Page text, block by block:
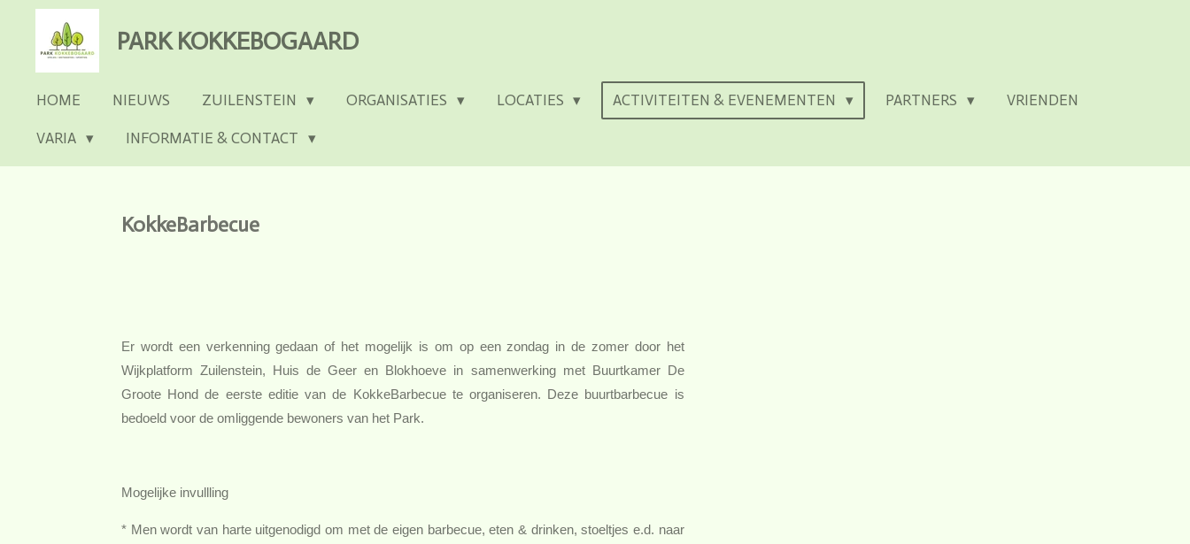
PARK KOKKEBOGAARD
HOME NIEUWS ZUILENSTEIN ORGANISATIES LOCATIES ACTIVITEITEN & EVENEMENTEN PARTNERS VRIENDEN
VARIA INFORMATIE & CONTACT
KokkeBarbecue
Er wordt een verkenning gedaan of het mogelijk is om op een zondag in de zomer door het
Wijkplatform Zuilenstein, Huis de Geer en Blokhoeve in samenwerking met Buurtkamer De
Groote Hond de eerste editie van de KokkeBarbecue te organiseren. Deze buurtbarbecue is
bedoeld voor de omliggende bewoners van het Park.
Mogelijke invullling
* Men wordt van harte uitgenodigd om met de eigen barbecue, eten & drinken, stoeltjes e.d. naar